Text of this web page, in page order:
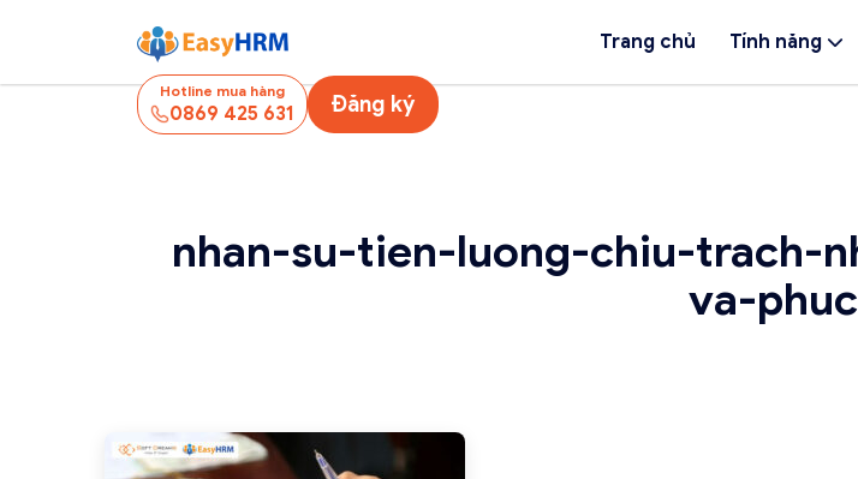
Trang chủ Tính năng
Hotline mua hàng
0869 425 631 Đăng ký
nhan-su-tien-luong-chiu-trach-
va-